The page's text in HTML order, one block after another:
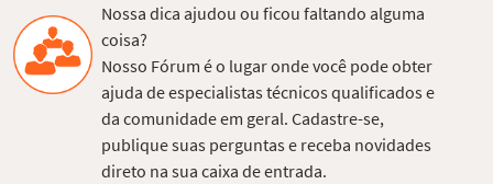
Nossa dica ajudou ou ficou faltando alguma
coisa?
Nosso Fórum é o lugar onde você pode obter
ajuda de especialistas técnicos qualificados e
da comunidade em geral. Cadastre-se,
publique suas perguntas e receba novidades
direto na sua caixa de entrada.